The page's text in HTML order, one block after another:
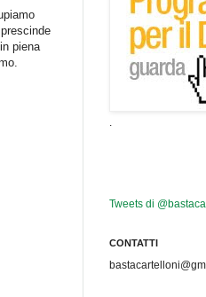
piena
Tweets di
CONTATTI